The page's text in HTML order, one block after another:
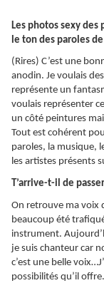
Les photos sexy
le ton des paroles
(Rires) C’est une
anodin. Je voulais
représente un
voulais représenter
un côté peintures
Tout est cohérent
paroles, la musique,
les artistes présents
T’arrive-t-il de
On retrouve ma voix
beaucoup été
instrument.
je suis chanteur car
c’est une belle
possibilités qu’il